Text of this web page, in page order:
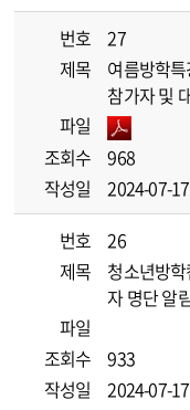
번호
27
제목
여름방학
참가자 및
파일
조회수
968
작성일
2024-07-17
번호
26
제목
청소년방학캠
자 명단 알
파일
조회수
933
작성일
2024-07-17